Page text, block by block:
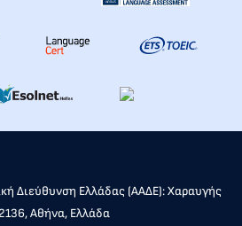
Διεύθυνση Ελλάδας (ΑΑΔΕ): Χαραυγής
Αθήνα, Ελλάδα